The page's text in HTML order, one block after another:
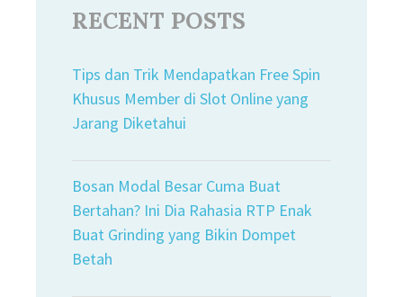
RECENT POSTS
Tips dan Trik Mendapatkan Free Spin
Khusus Member di Slot Online yang
Jarang Diketahui
Bosan Modal Besar Cuma Buat
Bertahan? Ini Dia Rahasia RTP Enak
Buat Grinding yang Bikin Dompet
Betah